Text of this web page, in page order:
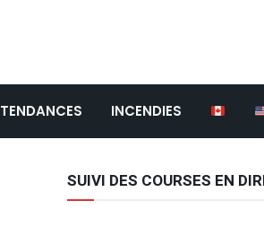
TENDANCES INCENDIES
SUIVI DES COURSES EN